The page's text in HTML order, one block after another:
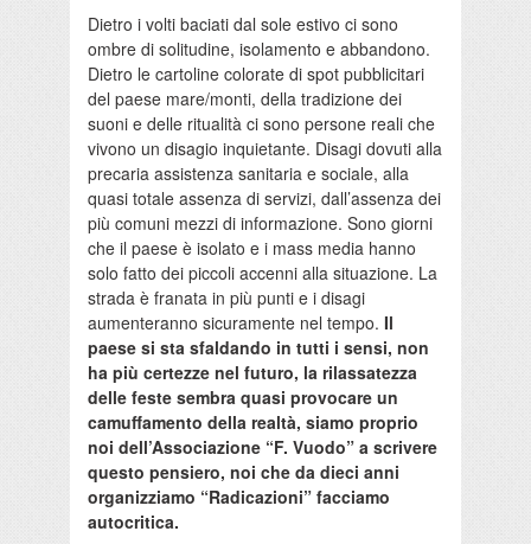
Dietro i volti baciati dal sole estivo ci sono
ombre di solitudine, isolamento e abbandono.
Dietro le cartoline colorate di spot pubblicitari
del paese mare/monti, della tradizione dei
suoni e delle ritualità ci sono persone reali che
vivono un disagio inquietante. Disagi dovuti alla
precaria assistenza sanitaria e sociale, alla
quasi totale assenza di servizi, dall’assenza dei
più comuni mezzi di informazione. Sono giorni
che il paese è isolato e i mass media hanno
solo fatto dei piccoli accenni alla situazione. La
strada è franata in più punti e i disagi
aumenteranno sicuramente nel tempo. Il
paese si sta sfaldando in tutti i sensi, non
ha più certezze nel futuro, la rilassatezza
delle feste sembra quasi provocare un
camuffamento della realtà, siamo proprio
noi dell’Associazione “F. Vuodo” a scrivere
questo pensiero, noi che da dieci anni
organizziamo “Radicazioni” facciamo
autocritica.